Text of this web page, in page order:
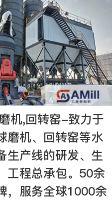
机,回转窑-致力于
磨机、回转窑等水
生产线的研发、生
工程总承包。50余
，服务全球1000余